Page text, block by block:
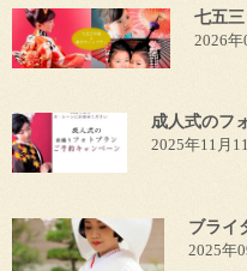
七五
2026年
成人式のフ
2025年11月
ブライ
2025年